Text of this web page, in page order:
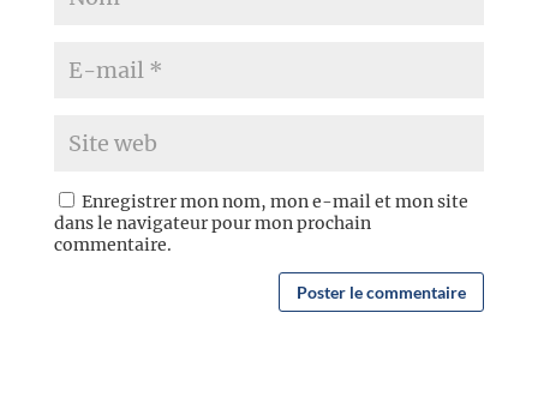
Enregistrer mon nom, mon e-mail et mon site
dans le navigateur pour mon prochain
commentaire.